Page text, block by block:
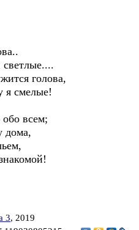
голова,
я смелые!
всем;
дома,
3, 2019